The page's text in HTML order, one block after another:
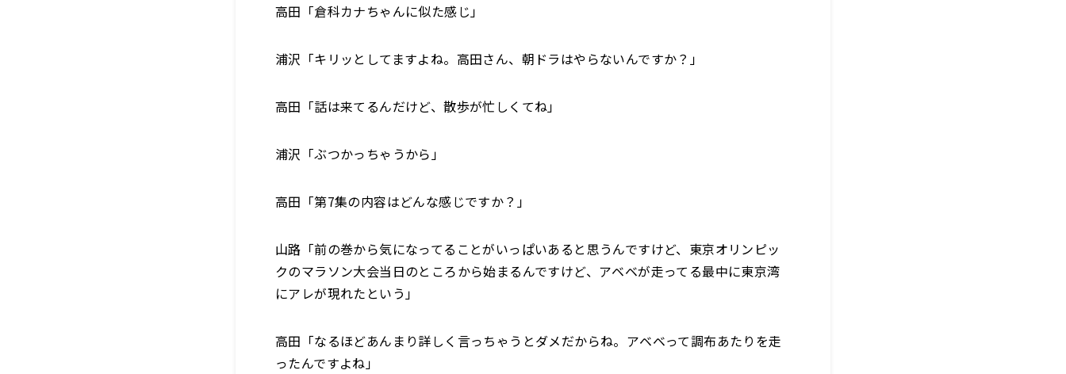
高田「倉科カナちゃんに似た感じ」
浦沢「キリッとしてますよね。高田さん、朝ドラはやらないんですか？」
高田「話は来てるんだけど、散歩が忙しくてね」
浦沢「ぶつかっちゃうから」
高田「第7集の内容はどんな感じですか？」
山路「前の巻から気になってることがいっぱいあると思うんですけど、東京オリンピッ
クのマラソン大会当日のところから始まるんですけど、アベベが走ってる最中に東京湾
にアレが現れたという」
高田「なるほどあんまり詳しく言っちゃうとダメだからね。アベベって調布あたりを走
ったんですよね」